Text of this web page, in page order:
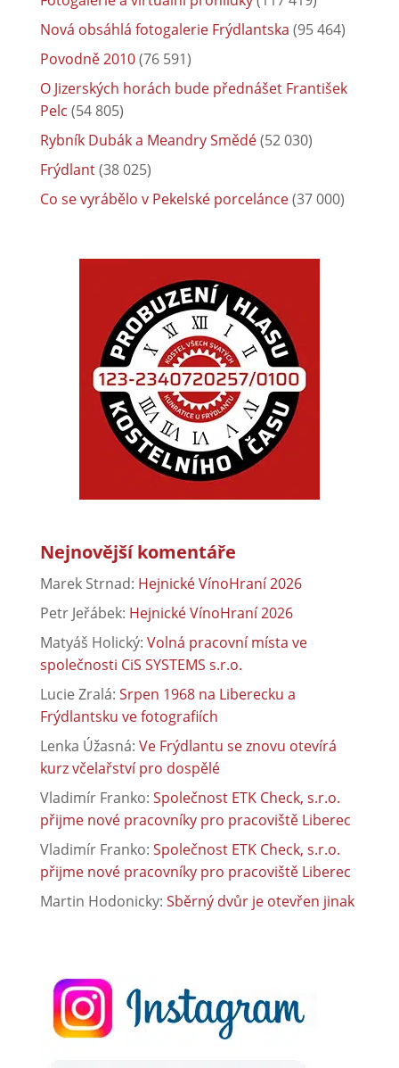
Nová obsáhlá fotogalerie Frýdlantska (95 464)
Povodně 2010(76 591)
O Jizerských horách bude přednášet František
Pelc (54 805)
Rybník Dubák a Meandry Smědé(52 030)
Frýdlant(38 025)
Co se vyrábělo v Pekelské porcelánce(37 000)
Nejnovější komentáře
Marek Strnad: Hejnické VínoHraní 2026
Petr Jeřábek: Hejnické VínoHraní 2026
Matyáš Holický: Volná pracovní místa ve
společnosti CiS SYSTEMS s.r.o.
Lucie Zralá: Srpen 1968 na Liberecku a
Frýdlantsku ve fotografiích
Lenka Úžasná: Ve Frýdlantu se znovu otevírá
kurz včelařství pro dospělé
Vladimír Franko: Společnost ETK Check, s.r.o.
přijme nové pracovníky pro pracoviště Liberec
Vladimír Franko: Společnost ETK Check, s.r.o.
přijme nové pracovníky pro pracoviště Liberec
Martin Hodonicky: Sběrný dvůr je otevřen jinak